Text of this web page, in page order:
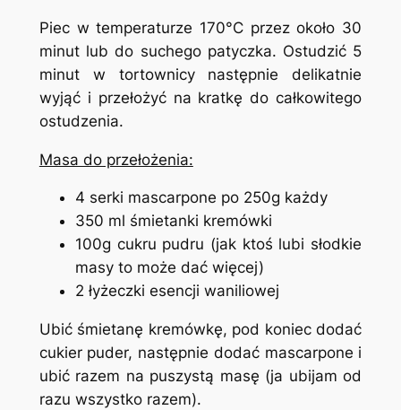
Piec w temperaturze 170°C przez około 30
minut lub do suchego patyczka. Ostudzić 5
minut w tortownicy następnie delikatnie
wyjąć i przełożyć na kratkę do całkowitego
ostudzenia.
Masa do przełożenia:
4 serki mascarpone po 250g każdy
350 ml śmietanki kremówki
100g cukru pudru (jak ktoś lubi słodkie
masy to może dać więcej)
2 łyżeczki esencji waniliowej
Ubić śmietanę kremówkę, pod koniec dodać
cukier puder, następnie dodać mascarpone i
ubić razem na puszystą masę (ja ubijam od
razu wszystko razem).